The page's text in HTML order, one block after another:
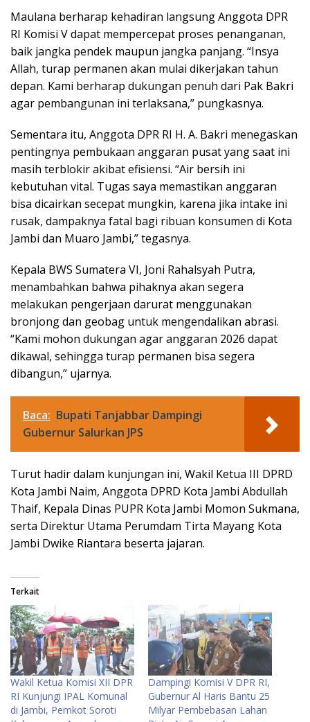
Maulana berharap kehadiran langsung Anggota DPR
RI Komisi V dapat mempercepat proses penanganan,
baik jangka pendek maupun jangka panjang. “Insya
Allah, turap permanen akan mulai dikerjakan tahun
depan. Kami berharap dukungan penuh dari Pak Bakri
agar pembangunan ini terlaksana,” pungkasnya.
Sementara itu, Anggota DPR RI H. A. Bakri menegaskan
pentingnya pembukaan anggaran pusat yang saat ini
masih terblokir akibat efisiensi. “Air bersih ini
kebutuhan vital. Tugas saya memastikan anggaran
bisa dicairkan secepat mungkin, karena jika intake ini
rusak, dampaknya fatal bagi ribuan konsumen di Kota
Jambi dan Muaro Jambi,” tegasnya.
Kepala BWS Sumatera VI, Joni Rahalsyah Putra,
menambahkan bahwa pihaknya akan segera
melakukan pengerjaan darurat menggunakan
bronjong dan geobag untuk mengendalikan abrasi.
“Kami mohon dukungan agar anggaran 2026 dapat
dikawal, sehingga turap permanen bisa segera
dibangun,” ujarnya.
Baca: Bupati Tanjabbar Dampingi
Gubernur Salurkan JPS
Turut hadir dalam kunjungan ini, Wakil Ketua III DPRD
Kota Jambi Naim, Anggota DPRD Kota Jambi Abdullah
Thaif, Kepala Dinas PUPR Kota Jambi Momon Sukmana,
serta Direktur Utama Perumdam Tirta Mayang Kota
Jambi Dwike Riantara beserta jajaran.
Terkait
Wakil Ketua Komisi XII DPR
RI Kunjungi IPAL Komunal
di Jambi, Pemkot Soroti
Dampingi Komisi V DPR RI,
Gubernur Al Haris Bantu 25
Milyar Pembebasan Lahan